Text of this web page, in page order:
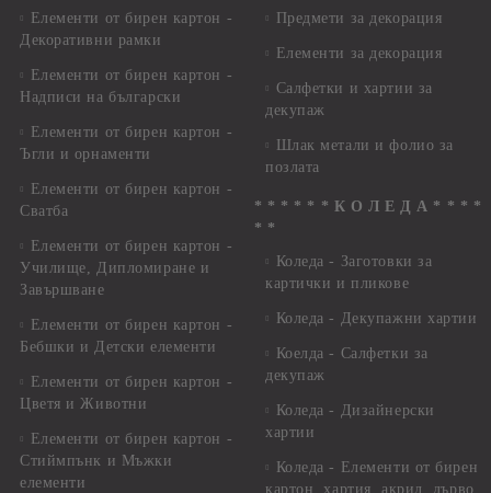
Елементи от бирен картон -
Декоративни рамки
Елементи от бирен картон -
Надписи на български
Елементи от бирен картон -
Ъгли и орнаменти
Елементи от бирен картон -
Сватба
Елементи от бирен картон -
Училище, Дипломиране и
Завършване
Елементи от бирен картон -
Бебшки и Детски елементи
Елементи от бирен картон -
Цветя и Животни
Елементи от бирен картон -
Стиймпънк и Мъжки
елементи
Предмети за декорация
Елементи за декорация
Салфетки и хартии за
декупаж
Шлак метали и фолио за
позлата
* * * * * * К О Л Е Д А * * * *
* *
Коледа - Заготовки за
картички и пликове
Коледа - Декупажни хартии
Коелда - Салфетки за
декупаж
Коледа - Дизайнерски
хартии
Коледа - Eлементи от бирен
картон, хартия, акрил, дърво,